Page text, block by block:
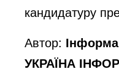
кандидатуру
Автор:
УКРАЇНА